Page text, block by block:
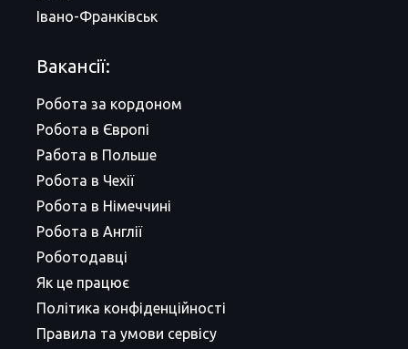
Івано-Франківськ
Вакансії:
Робота за кордоном
Робота в Європі
Работа в Польше
Робота в Чехії
Робота в Німеччині
Робота в Англії
Роботодавці
Як це працює
Політика конфіденційності
Правила та умови сервісу